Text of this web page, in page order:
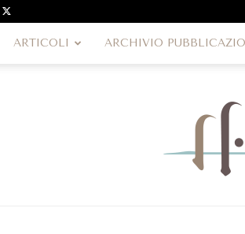
ARTICOLI ARCHIVIO